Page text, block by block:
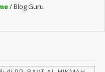
/Blog Guru